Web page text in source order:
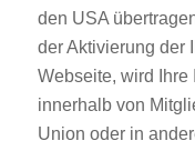
den USA
der Aktivierung der
Webseite, wird Ihre
innerhalb von
Union oder in